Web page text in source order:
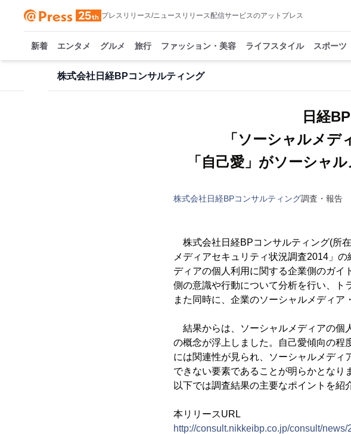
プレスリリース/ニュースリリース配信サービスのアットプレス
新着 エンタメ グルメ 旅行 ファッション・美容 ライフスタイル スポーツ
株式会社日経BPコンサルティング
日経
「ソーシャルメ
「自己愛」がソーシャ
株式会社日経BPコンサルティング調査・報告
株式会社日経BPコンサルティング(所
メディアセキュリティ状況調査2014」
ディアの個人利用に関する企業側のガイ
側の意識や行動について分析を行い、ト
また同時に、企業のソーシャルメディア
結果からは、ソーシャルメディアの個
の概念が浮上しました。自己愛傾向の程
には関連性が見られ、ソーシャルメデ
できない要素であることが明らかとなり
以下では調査結果の主要なポイントを紹
本リリースURL
http://consult.nikkeibp.co.jp/consult/news/